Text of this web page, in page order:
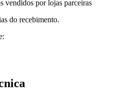
vendidos por lojas parceiras
do recebimento.